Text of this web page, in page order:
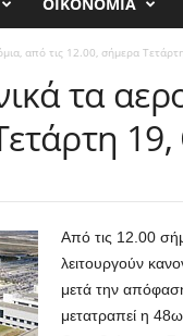
από τις 12.00, σήμερα
τα
Από τις 12.00
λειτουργούν
μετά την
μετατραπεί η